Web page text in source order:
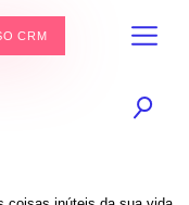
CRM